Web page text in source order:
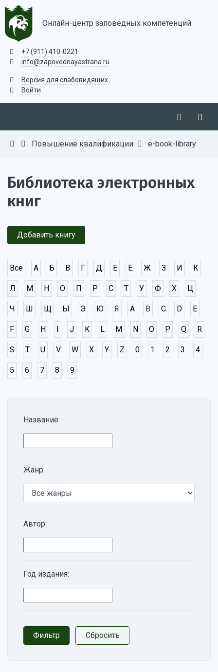
Онлайн-центр заповедных компетенций
+7 (911) 410-0221
info@zapovednayastrana.ru
Версия для слабовидящих
Войти
Повышение квалификации e-book-library
Название:
Жанр:
Автор:
Год издания:
Библиотека электронных
книг
Добавить книгу
Все А Б В Г Д Е Ё Ж З И К
Л М Н О П Р С Т У Ф Х Ц
Ч Ш Щ Ы Э Ю Я A B C D E
F G H I J K L M N O P Q R
S T U V W X Y Z 0 1 2 3 4
5 6 7 8 9